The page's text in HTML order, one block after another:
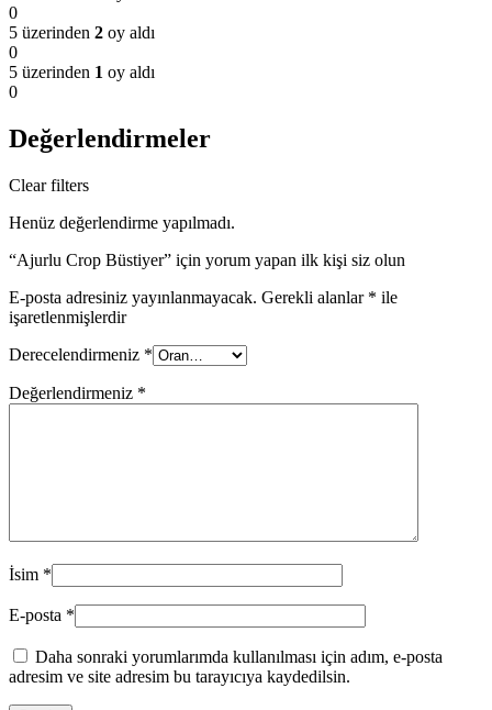
0
5 üzerinden 2 oy aldı
0
5 üzerinden 1 oy aldı
0
Değerlendirmeler
Clear filters
Henüz değerlendirme yapılmadı.
“Ajurlu Crop Büstiyer” için yorum yapan ilk kişi siz olun
E-posta adresiniz yayınlanmayacak. Gerekli alanlar * ile
işaretlenmişlerdir
Derecelendirmeniz *
Değerlendirmeniz *
İsim *
E-posta *
Daha sonraki yorumlarımda kullanılması için adım, e-posta
adresim ve site adresim bu tarayıcıya kaydedilsin.